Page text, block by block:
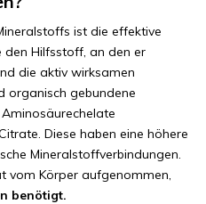
ist die effektive
den Hilfsstoff, an den er
die aktiv wirksamen
organisch gebundene
Diese haben eine höhere
Mineralstoffverbindungen.
vom Körper aufgenommen,
benötigt.